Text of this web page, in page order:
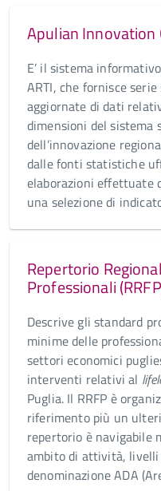
Apulian Innovation
E’ il sistema
ARTI, che fornisce
aggiornate di dati
dimensioni del sistema
dell’innovazione
dalle fonti statistiche
elaborazioni effettuate
una selezione di
Repertorio
Professionali
Descrive gli standard
minime delle
settori economici
interventi relativi al
Puglia. Il RRFP è
riferimento più un
repertorio è navigabile
ambito di attività, livelli
denominazione ADA